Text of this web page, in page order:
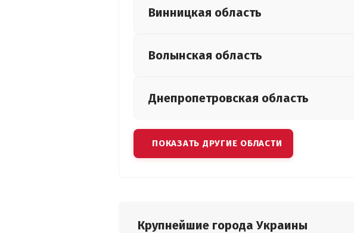
Винницкая область
Волынская область
Днепропетровская область
ПОКАЗАТЬ ДРУГИЕ ОБЛАСТИ
Крупнейшие города Украины